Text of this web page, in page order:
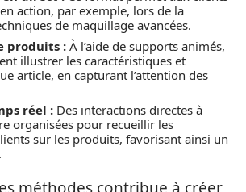
action, par exemple, lors de la
de maquillage avancées.
produits : À l’aide de supports animés,
illustrer les caractéristiques et
article, en capturant l’attention des
réel : Des interactions directes à
organisées pour recueillir les
sur les produits, favorisant ainsi un
méthodes contribue à créer